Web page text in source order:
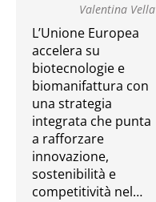
Valentina Vella
L’Unione Europea
accelera su
biotecnologie e
biomanifattura con
una strategia
integrata che punta
a rafforzare
innovazione,
sostenibilità e
competitività nel…